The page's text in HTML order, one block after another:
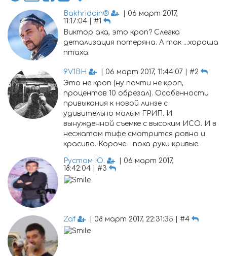
Bakhriddin®
| 06 март 2017,
11:17:04 | #1
Виктор ака, это кроп? Слегка
детализация потеряна. А так ...хороша
птаха.
9V1BH
| 06 март 2017, 11:44:07 | #2
Это не кроп (ну почти не кроп,
процентов 10 обрезал). Особенности
привыкания к новой линзе с
удивительно малым ГРИП. И
вынужденной съемке с высоким ИСО. И в
несжатом тифе смотрится ровно и
красиво. Короче - пока руки кривые.
Рустам Ю.
| 06 март 2017,
18:42:04 | #3
Zaf | 08 март 2017, 22:31:35 | #4